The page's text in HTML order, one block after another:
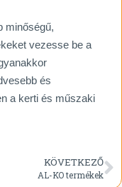
minőségű,
vezesse be a
és
a kerti és műszaki
KÖVETKEZŐ
AL-KO termékek